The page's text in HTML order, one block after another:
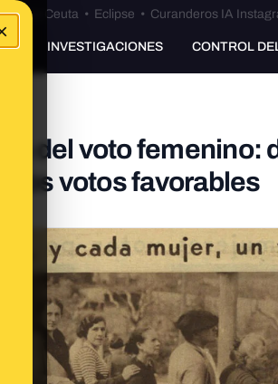
Bulos Ceuta • Eclipse • Curanderos IA
INVESTIGACIONES CONTROL
del voto femenino:
los votos favorables